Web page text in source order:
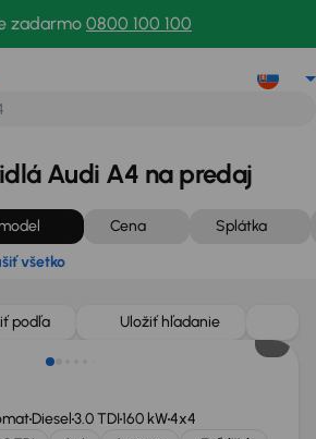
zadarmo 0800 100 100
Audi A4 na predaj
Cena
Splátka
všetko
podľa Uložiť hľadanie
Diesel3.0 TDI160 kW4x4